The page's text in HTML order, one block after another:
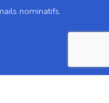
nominatifs.